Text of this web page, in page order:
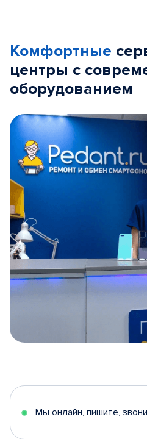
Комфортные
центры с
оборудованием
5
Мы онлайн, пишите,